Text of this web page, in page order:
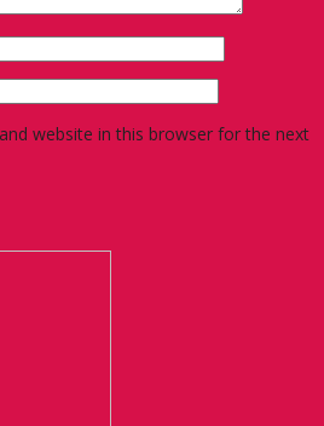
website in this browser for the next